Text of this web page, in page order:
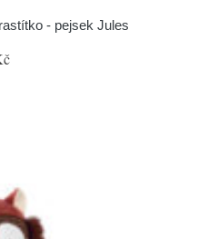
- pejsek Jules